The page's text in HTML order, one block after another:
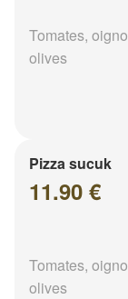
Tomates,
olives
Pizza sucuk
11.90 €
Tomates,
olives